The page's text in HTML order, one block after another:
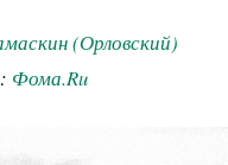
(Орловский)
Фома.Ru